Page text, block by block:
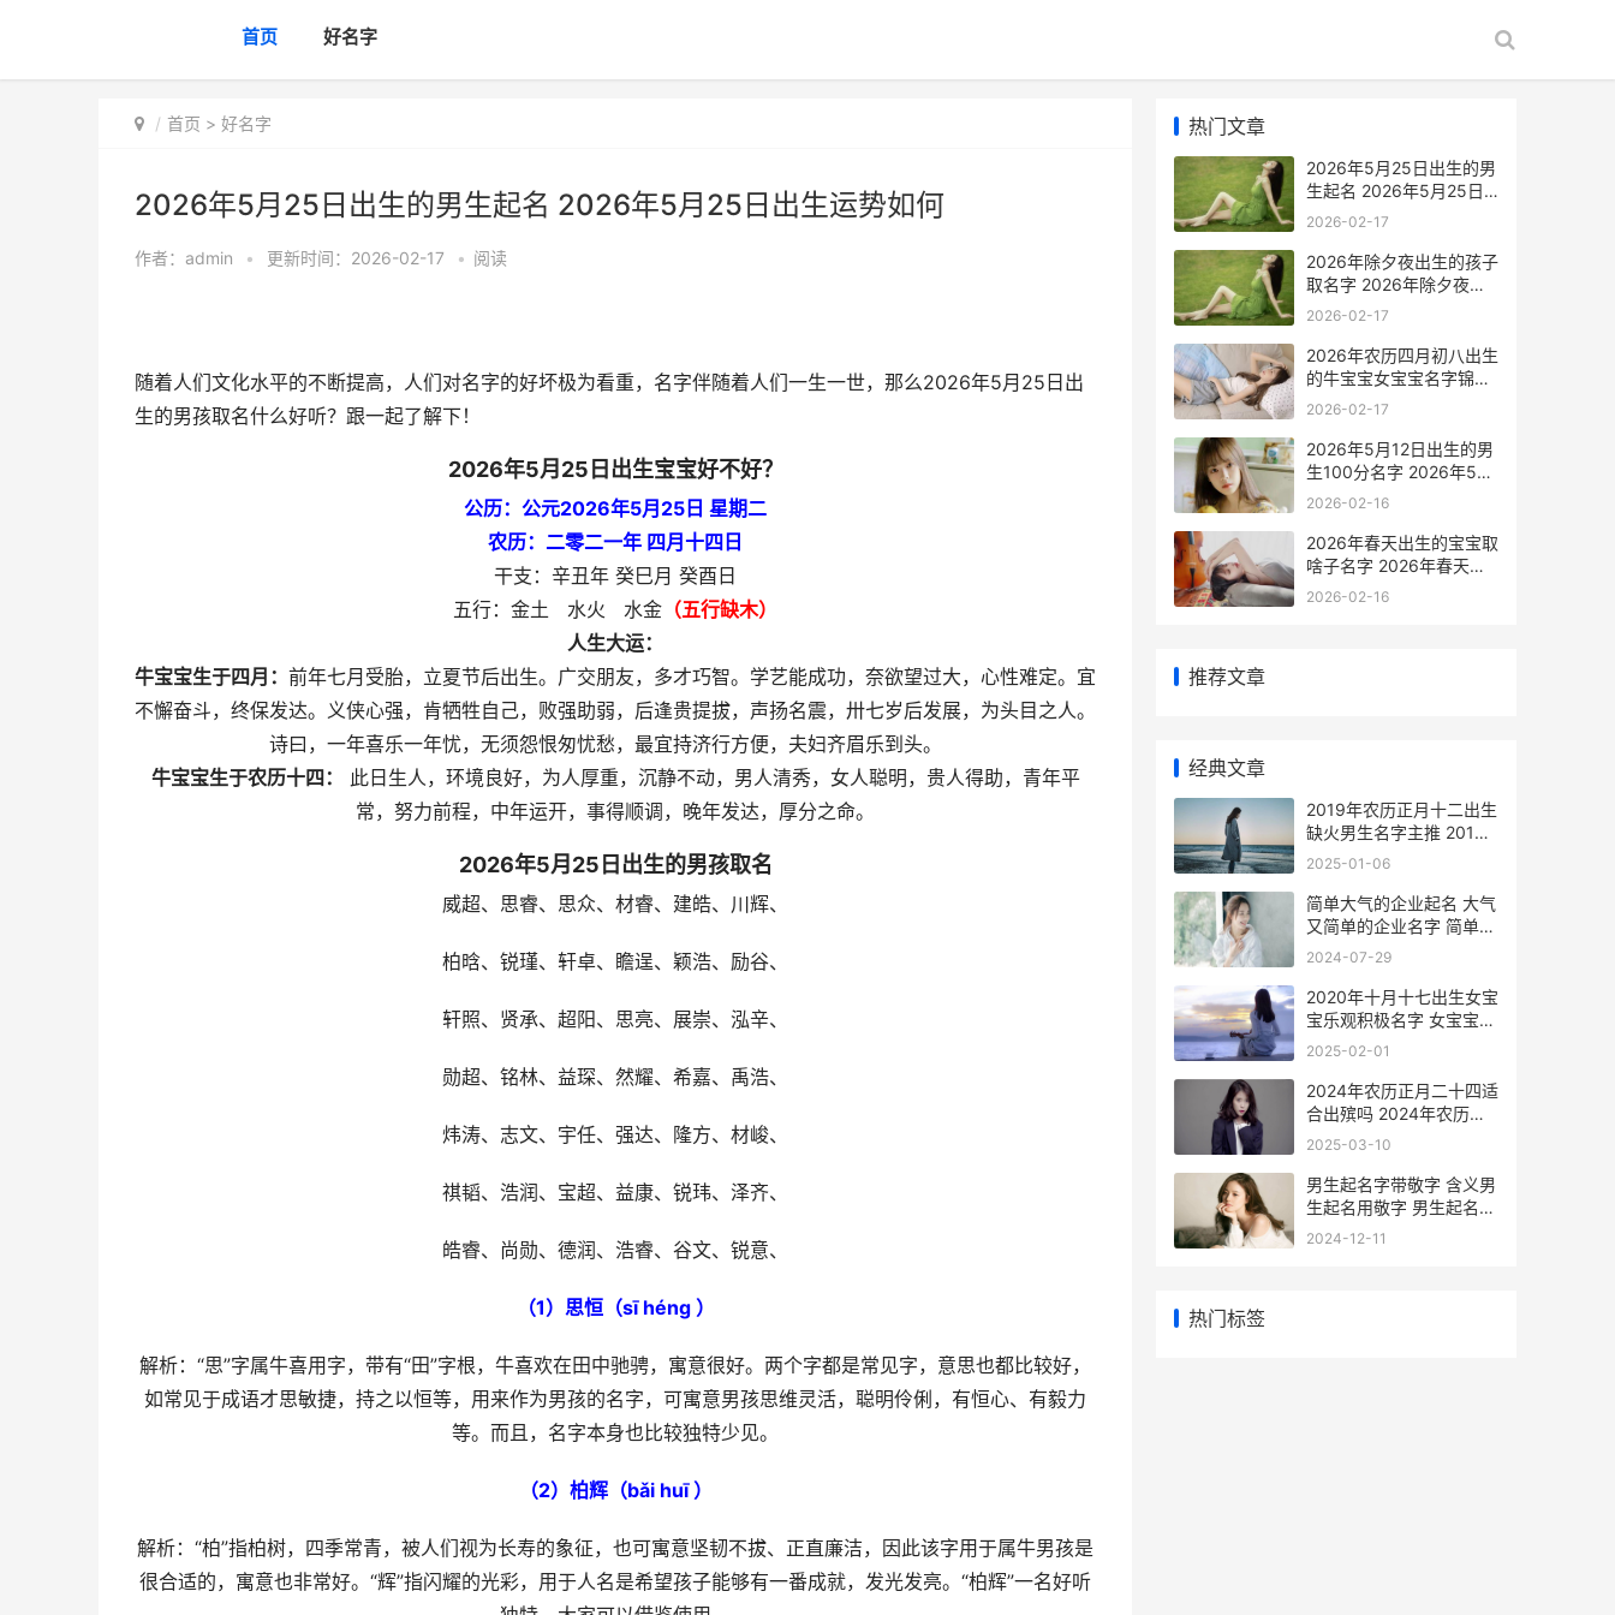
首页 好名字
首页 > 好名字
2026年5月25日出生的男生起名 2026年5月25日出生运势如何
作者： admin • 更新时间：2026-02-17 • 阅读
随着人们文化水平的不断提高，人们对名字的好坏极为看重，名字伴随着人们一生一世，那么2026年5月25日出
生的男孩取名什么好听？跟一起了解下！
2026年5月25日出生宝宝好不好？
公历：公元2026年5月25日 星期二
农历：二零二一年 四月十四日
干支：辛丑年 癸巳月 癸酉日
五行：金土 水火 水金 （五行缺木）
人生大运：
牛宝宝生于四月： 前年七月受胎，立夏节后出生。广交朋友，多才巧智。学艺能成功，奈欲望过大，心性难定。宜
不懈奋斗，终保发达。义侠心强，肯牺牲自己，败强助弱，后逢贵提拔，声扬名震，卅七岁后发展，为头目之人。
诗曰，一年喜乐一年忧，无须怨恨匆忧愁，最宜持济行方便，夫妇齐眉乐到头。
牛宝宝生于农历十四：
此日生人，环境良好，为人厚重，沉静不动，男人清秀，女人聪明，贵人得助，青年平
常，努力前程，中年运开，事得顺调，晚年发达，厚分之命。
2026年5月25日出生的男孩取名
威超、思睿、思众、材睿、建皓、川辉、
柏晗、锐瑾、轩卓、瞻逞、颖浩、励谷、
轩照、贤承、超阳、思亮、展崇、泓辛、
勋超、铭林、益琛、然耀、希嘉、禹浩、
炜涛、志文、宇任、强达、隆方、材峻、
祺韬、浩润、宝超、益康、锐玮、泽齐、
皓睿、尚勋、德润、浩睿、谷文、锐意、
（1）思恒（sī héng ）
解析：“思”字属牛喜用字，带有“田”字根，牛喜欢在田中驰骋，寓意很好。两个字都是常见字，意思也都比较好，
如常见于成语才思敏捷，持之以恒等，用来作为男孩的名字，可寓意男孩思维灵活，聪明伶俐，有恒心、有毅力
等。而且，名字本身也比较独特少见。
（2）柏辉（bǎi huī ）
解析：“柏”指柏树，四季常青，被人们视为长寿的象征，也可寓意坚韧不拔、正直廉洁，因此该字用于属牛男孩是
很合适的，寓意也非常好。“辉”指闪耀的光彩，用于人名是希望孩子能够有一番成就，发光发亮。“柏辉”一名好听
热门文章
2026年5月25日出生的男
生起名 2026年5月25日
出生运势如何
2026-02-17
2026年除夕夜出生的孩子
取名字 2026年除夕夜是
几月几号?
2026-02-17
2026年农历四月初八出生
的牛宝宝女宝宝名字锦集
2026年农历四月十一是什
2026-02-17
2026年5月12日出生的男
生100分名字 2026年5月
12日星期几
2026-02-16
2026年春天出生的宝宝取
啥子名字 2026年春天出
生的女孩名字
2026-02-16
推荐文章
经典文章
2019年农历正月十二出生
缺火男生名字主推 2019
年农历正月十一
2025-01-06
简单大气的企业起名 大气
又简单的企业名字 简单大
气的企业背景墙效果图
2024-07-29
2020年十月十七出生女宝
宝乐观积极名字 女宝宝取
名常用字 2020年十月十
2025-02-01
2024年农历正月二十四适
合出殡吗 2024年农历正
月二十八日是黄道吉日吗
2025-03-10
男生起名字带敬字 含义男
生起名用敬字 男生起名字
带敬字
2024-12-11
热门标签